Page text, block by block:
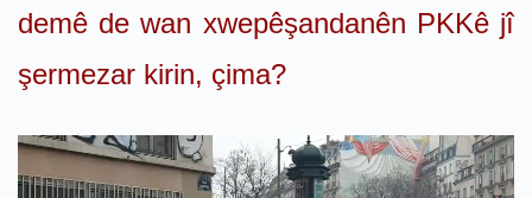
demê de wan xwepêşandanên PKKê jî
şermezar kirin, çima?
Video